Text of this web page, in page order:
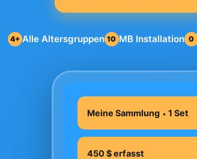
4+ Alle Altersgruppen 10 MB Installation 0
Meine Sammlung ⬩ 1 Set
450 $ erfasst